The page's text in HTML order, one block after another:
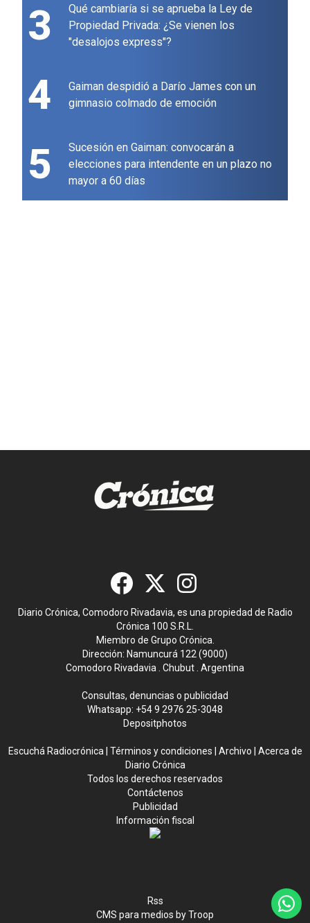
3
Qué cambiaría si se aprueba la Ley de
Propiedad Privada: ¿Se vienen los
"desalojos express"?
4
Gaiman despidió a Darío James con un
gimnasio colmado de emoción
5
Sucesión en Gaiman: convocarán a
elecciones para intendente en un plazo no
mayor a 60 días
Diario Crónica, Comodoro Rivadavia, es una propiedad de Radio
Crónica 100 S.R.L.
Miembro de Grupo Crónica.
Dirección: Namuncurá 122 (9000)
Comodoro Rivadavia . Chubut . Argentina
Consultas, denuncias o publicidad
Whatsapp: +54 9 2976 25-3048
Depositphotos
Escuchá Radiocrónica Términos y condiciones Archivo
Acerca de
Diario Crónica
Todos los derechos reservados
Contáctenos
Publicidad
Información fiscal
Rss
CMS para medios byTroop